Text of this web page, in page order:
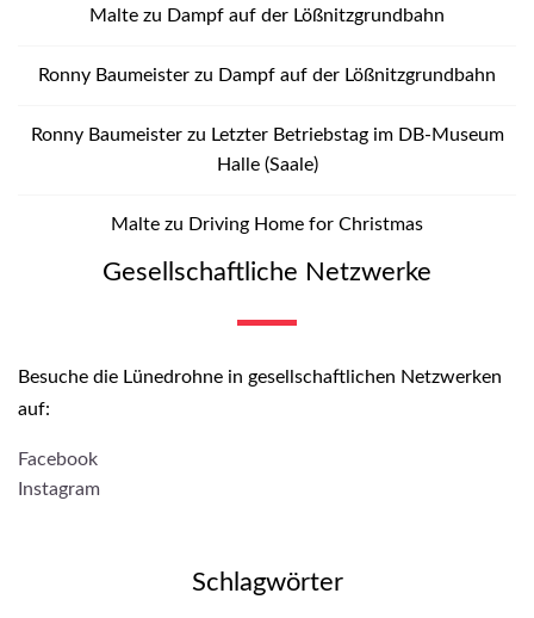
Malte zu Dampf auf der Lößnitzgrundbahn
Ronny Baumeister zu Dampf auf der Lößnitzgrundbahn
Ronny Baumeisterzu Letzter Betriebstag im DB-Museum
Halle (Saale)
Malte zu Driving Home for Christmas
Gesellschaftliche Netzwerke
Besuche die Lünedrohne in gesellschaftlichen Netzwerken
auf:
Facebook
Instagram
Schlagwörter